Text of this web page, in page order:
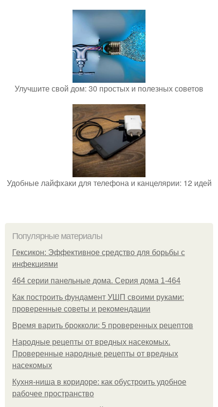
Улучшите свой дом: 30 простых и полезных советов
Удобные лайфхаки для телефона и канцелярии: 12 идей
Популярные материалы
Гексикон: Эффективное средство для борьбы с
инфекциями
464 серии панельные дома. Серия дома 1-464
Как построить фундамент УШП своими руками:
проверенные советы и рекомендации
Время варить брокколи: 5 проверенных рецептов
Народные рецепты от вредных насекомых.
Проверенные народные рецепты от вредных
насекомых
Кухня-ниша в коридоре: как обустроить удобное
рабочее пространство